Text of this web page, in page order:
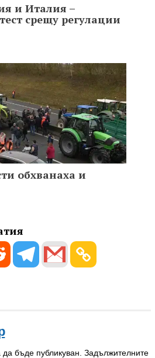
и Италия –
срещу регулации
обхванаха и
бъде публикуван. Задължителните